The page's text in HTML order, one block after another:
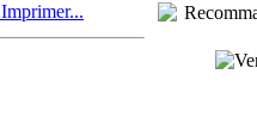
Imprimer...